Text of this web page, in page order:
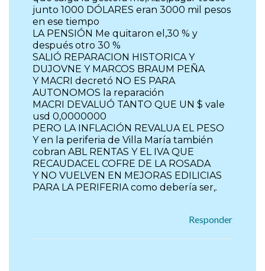
junto 1000 DÓLARES eran 3000 mil pesos
en ese tiempo
LA PENSIÓN Me quitaron el,30 % y
después otro 30 %
SALIÓ REPARACION HISTORICA Y
DUJOVNE Y MARCOS BRAUM PEÑA
Y MACRI decretó NO ES PARA
AUTONOMOS la reparación
MACRI DEVALUÓ TANTO QUE UN $ vale
usd 0,0000000
PERO LA INFLACIÓN REVALUA EL PESO
Y en la periferia de Villa María también
cobran ABL RENTAS Y EL IVA QUE
RECAUDACEL COFRE DE LA ROSADA
Y NO VUELVEN EN MEJORAS EDILICIAS
PARA LA PERIFERIA como debería ser,.
Responder